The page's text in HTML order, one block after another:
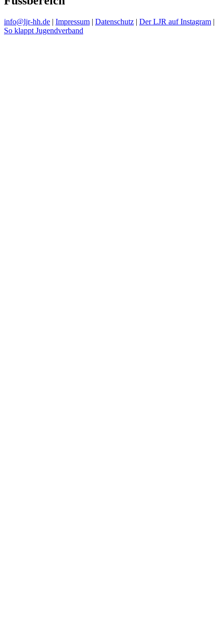
info@ljr-hh.de | Impressum | Datenschutz | Der LJR auf Instagram |
So klappt Jugendverband